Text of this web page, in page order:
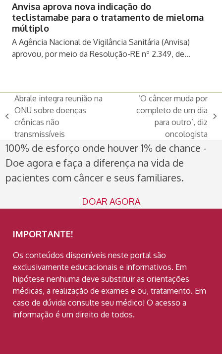
Anvisa aprova nova indicação do
teclistamabe para o tratamento de mieloma
múltiplo
A Agência Nacional de Vigilância Sanitária (Anvisa)
aprovou, por meio da Resolução-RE nº 2.349, de…
previous
post:
Abrale integra reunião na
ONU sobre doenças
crônicas não
transmissíveis
‘O câncer muda por
completo de um dia
para outro’, diz
oncologista
100% de esforço onde houver 1% de chance -
Doe agora e faça a diferença na vida de
pacientes com câncer e seus familiares.
DOAR AGORA
IMPORTANTE!
Os conteúdos disponíveis neste portal são
exclusivamente educacionais e informativos. Em
hipótese nenhuma deve substituir as orientações
médicas, a realização de exames e ou, tratamento. Em
caso de dúvida consulte seu médico! O acesso a
informação é um direito de todos.